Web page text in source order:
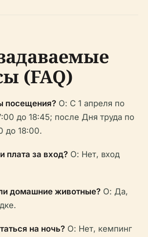
(FAQ)
посещения? О: С 1 апреля по
до 18:45; после Дня труда по
до 18:00.
плата за вход? О: Нет, вход
домашние животные? О: Да,
на ночь? О: Нет, кемпинг